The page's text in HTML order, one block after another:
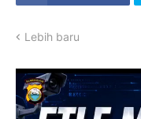
Lebih baru